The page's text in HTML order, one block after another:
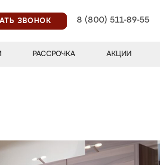
ЗВОНОК
8 (800) 511-89-55
РАССРОЧКА АКЦИИ